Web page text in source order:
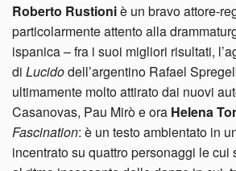
Roberto Rustioniè un bravo attore-
particolarmente attento alla
ispanica – fra i suoi migliori risultati,
di Lucidodell’argentino Rafael
ultimamente molto attirato dai nuovi
Casanovas, Pau Mirò e ora Helena
Fascination: è un testo ambientato in
incentrato su quattro personaggi le cui